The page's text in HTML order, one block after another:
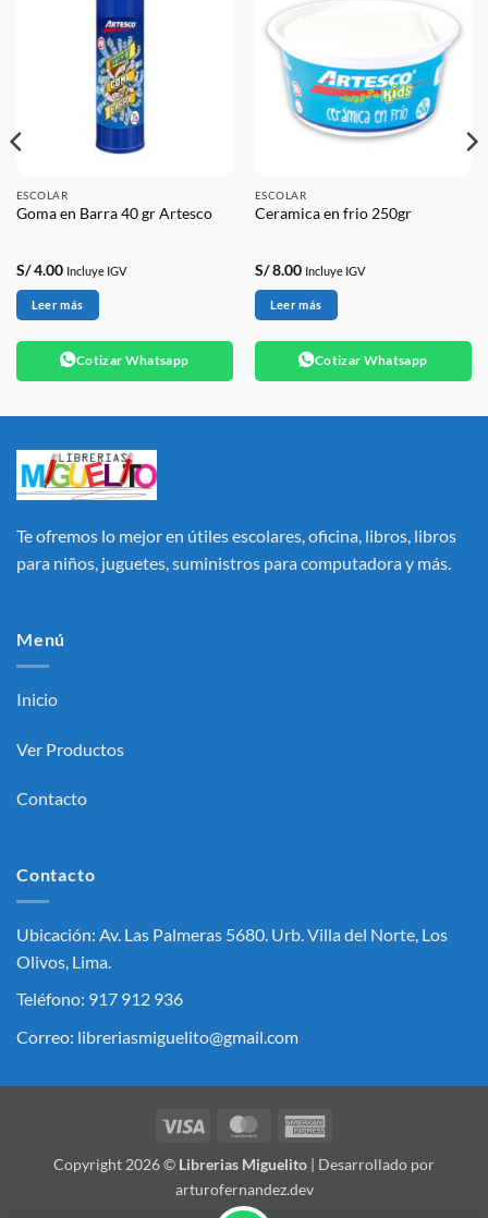
ESCOLAR
Goma en Barra 40 gr Artesco
S/4.00 Incluye IGV
Leer más
Cotizar Whatsapp
ESCOLAR
Ceramica en frio 250gr
S/8.00 Incluye IGV
Leer más
Cotizar Whatsapp
Te ofremos lo mejor en útiles escolares, oficina, libros, libros
para niños, juguetes, suministros para computadora y más.
Menú
Inicio
Ver Productos
Contacto
Contacto
Ubicación: Av. Las Palmeras 5680. Urb. Villa del Norte, Los
Olivos, Lima.
Teléfono: 917 912 936
Correo: libreriasmiguelito@gmail.com
Visa MasterCard
Copyright 2026 © Librerias Miguelito | Desarrollado por
arturofernandez.dev